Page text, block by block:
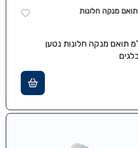
נשלף 17 ס"מ תואם מנקה חלונות נטען